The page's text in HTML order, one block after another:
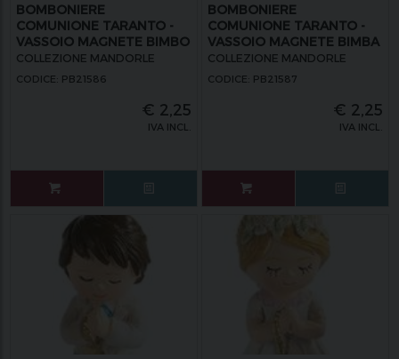
BOMBONIERE
COMUNIONE TARANTO -
VASSOIO MAGNETE BIMBO
COMUNICANDO
COLLEZIONE MANDORLE
CODICE: PB21586
€ 2,25
IVA INCL.
BOMBONIERE
COMUNIONE TARANTO -
VASSOIO MAGNETE BIMBA
COMUNICANDA
COLLEZIONE MANDORLE
CODICE: PB21587
€ 2,25
IVA INCL.